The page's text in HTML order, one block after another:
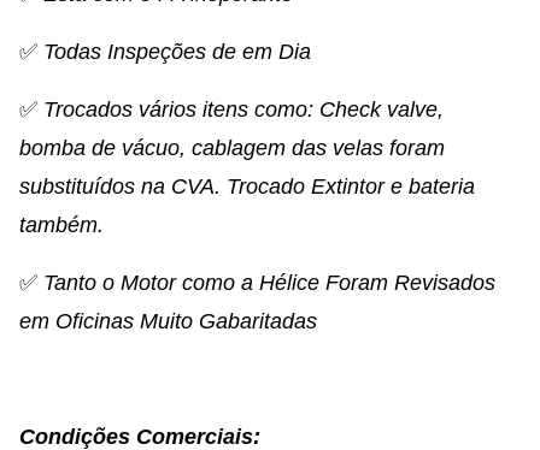
✅ Todas Inspeções de em Dia
✅ Trocados vários itens como: Check valve,
bomba de vácuo, cablagem das velas foram
substituídos na CVA. Trocado Extintor e bateria
também.
✅ Tanto o Motor como a Hélice Foram Revisados
em Oficinas Muito Gabaritadas
Condições Comerciais: